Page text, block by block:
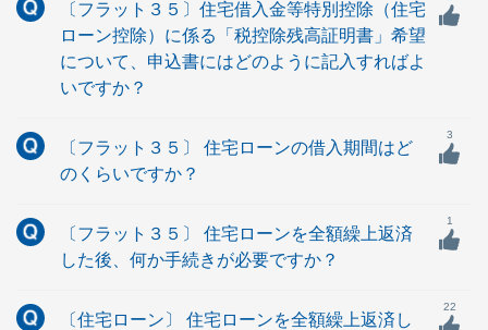
〔フラット３５〕住宅借入金等特別控除（住宅
ローン控除）に係る「税控除残高証明書」希望
について、申込書にはどのように記入すればよ
いですか？
〔フラット３５〕 住宅ローンの借入期間はど
のくらいですか？
3
〔フラット３５〕 住宅ローンを全額繰上返済
した後、何か手続きが必要ですか？
1
〔住宅ローン〕 住宅ローンを全額繰上返済し
22